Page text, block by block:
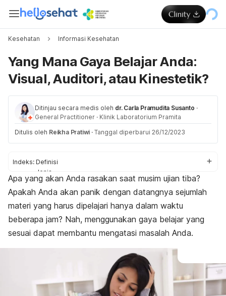
Kesehatan Informasi Kesehatan
Yang Mana Gaya Belajar Anda:
Visual, Auditori, atau Kinestetik?
Ditinjau secara medis oleh dr. Carla Pramudita Susanto ·
General Practitioner · Klinik Laboratorium Pramita
Ditulis oleh Reikha Pratiwi · Tanggal diperbarui 26/12/2023
Indeks: Definisi
Jenis
Menentukan yang cocok
Apa yang akan Anda rasakan saat musim ujian tiba?
Apakah Anda akan panik dengan datangnya sejumlah
materi yang harus dipelajari hanya dalam waktu
beberapa jam? Nah, menggunakan gaya belajar yang
sesuai dapat membantu mengatasi masalah Anda.